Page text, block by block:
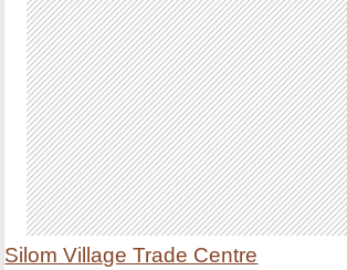
Silom Village Trade Centre